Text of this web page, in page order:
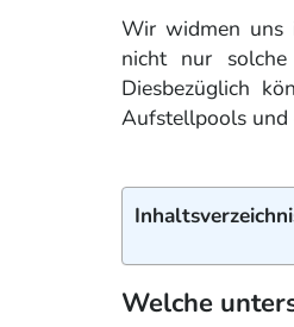
Wir widmen uns
nicht nur
Diesbezüglich
Aufstellpools und
Welche